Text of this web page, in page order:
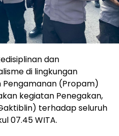
dan
di lingkungan
Pengamanan (Propam)
kegiatan Penegakan,
terhadap seluruh
07.45 WITA.